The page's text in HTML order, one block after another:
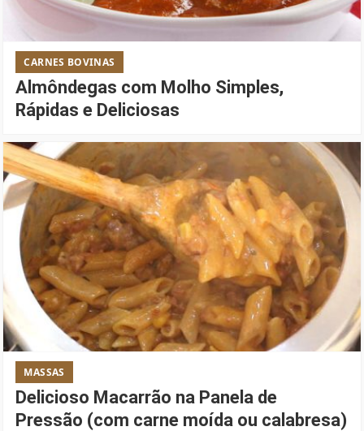
CARNES BOVINAS
Almôndegas com Molho Simples,
Rápidas e Deliciosas
MASSAS
Delicioso Macarrão na Panela de
Pressão (com carne moída ou calabresa)